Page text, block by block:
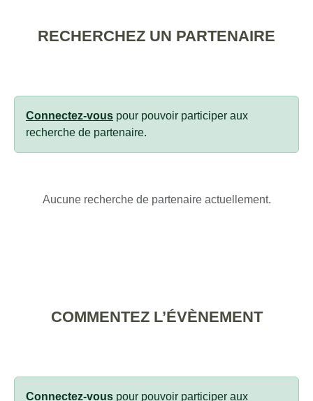
RECHERCHEZ UN PARTENAIRE
Connectez-vous pour pouvoir participer aux
recherche de partenaire.
Aucune recherche de partenaire actuellement.
COMMENTEZ L’ÉVÈNEMENT
Connectez-vous pour pouvoir participer aux